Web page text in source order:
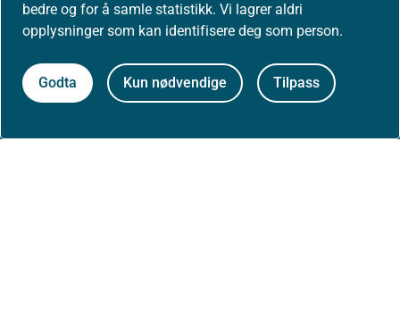
bedre og for å samle statistikk. Vi lagrer aldri
opplysninger som kan identifisere deg som person.
Godta Kun nødvendige Tilpass
Presse